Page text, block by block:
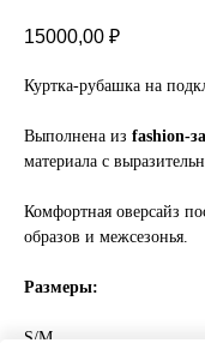
15000,00 ₽
Куртка-рубашка на
Выполнена из fashion-
материала с
Комфортная оверсайз
образов и межсезонья.
Размеры:
S/M